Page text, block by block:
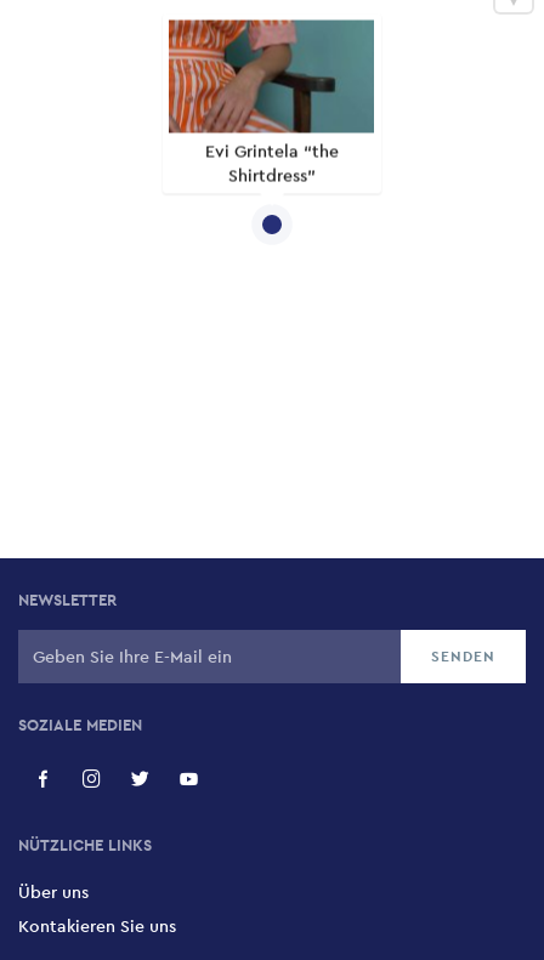
Evi Grintela “the
Shirtdress”
NEWSLETTER
SOZIALE MEDIEN
NÜTZLICHE LINKS
Über uns
Kontakieren Sie uns